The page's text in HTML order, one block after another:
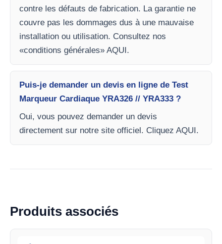
contre les défauts de fabrication. La garantie ne
couvre pas les dommages dus à une mauvaise
installation ou utilisation. Consultez nos
«conditions générales» AQUI.
Puis-je demander un devis en ligne de Test
Marqueur Cardiaque YRA326 // YRA333 ?
Oui, vous pouvez demander un devis
directement sur notre site officiel. Cliquez AQUI.
Produits associés